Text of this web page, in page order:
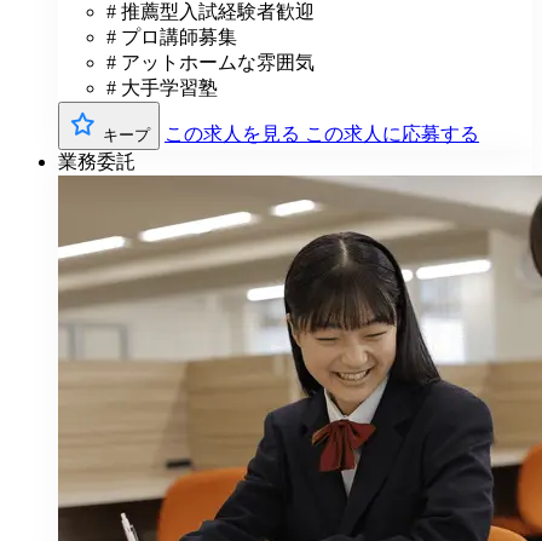
# 推薦型入試経験者歓迎
# プロ講師募集
# アットホームな雰囲気
# 大手学習塾
キープ この求人を見る この求人に応募する
業務委託